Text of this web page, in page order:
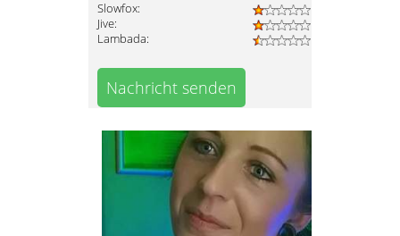
Slowfox:
Jive:
Lambada:
Nachricht senden